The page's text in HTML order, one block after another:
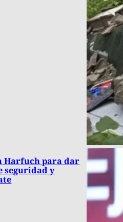
Harfuch para dar
seguridad y